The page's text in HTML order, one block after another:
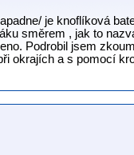
je knoflíková
směrem , jak to
Podrobil jsem
okrajích a s pomocí